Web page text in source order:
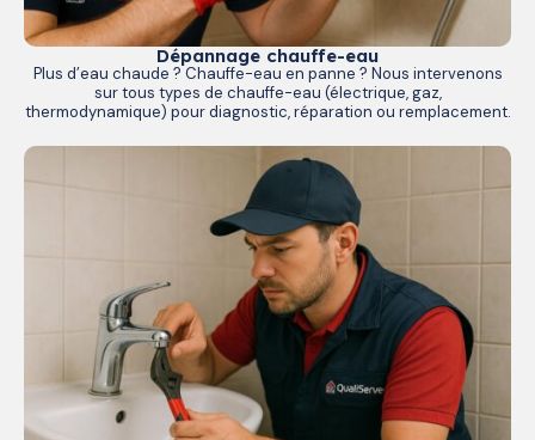
Dépannage chauffe-eau
Plus d’eau chaude ? Chauffe-eau en panne ? Nous intervenons
sur tous types de chauffe-eau (électrique, gaz,
thermodynamique) pour diagnostic, réparation ou remplacement.